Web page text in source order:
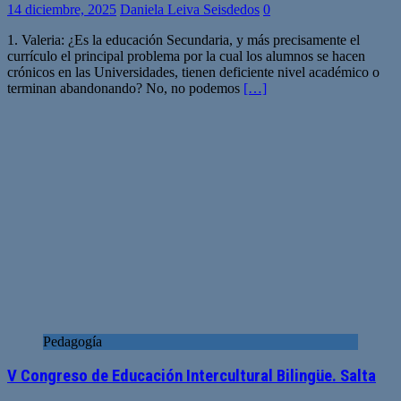
14 diciembre, 2025 Daniela Leiva Seisdedos 0
1. Valeria: ¿Es la educación Secundaria, y más precisamente el
currículo el principal problema por la cual los alumnos se hacen
crónicos en las Universidades, tienen deficiente nivel académico o
terminan abandonando? No, no podemos […]
Pedagogía
V Congreso de Educación Intercultural Bilingüe. Salta